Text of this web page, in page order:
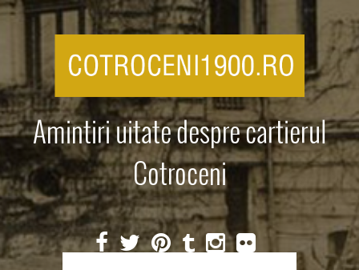
Amintiri uitate despre cartierul
Cotroceni